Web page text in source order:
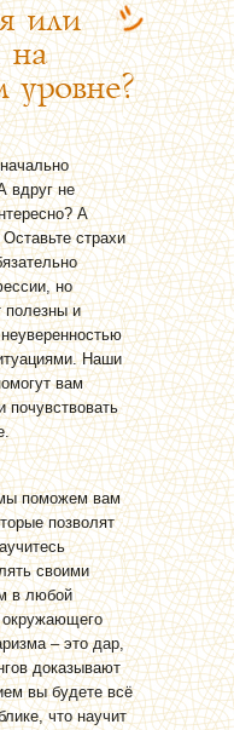
или
на
уровне?
вдруг не
А
страхи
но
полезны и
Наши
вам
почувствовать
поможем вам
позволят
своими
в любой
окружающего
– это дар,
доказывают
вы будете всё
что научит